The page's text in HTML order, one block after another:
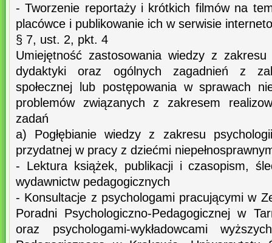
- Tworzenie reportaży i krótkich filmów na
placówce i publikowanie ich w serwisie
§ 7, ust. 2, pkt. 4
Umiejętność zastosowania wiedzy z
dydaktyki oraz ogólnych zagadnień z
społecznej lub postępowania w sprawach
problemów związanych z zakresem
zadań
a) Pogłębianie wiedzy z zakresu
przydatnej w pracy z dziećmi
- Lektura książek, publikacji i czasopism,
wydawnictw pedagogicznych
- Konsultacje z psychologami pracującymi w
Poradni Psychologiczno-Pedagogicznej w
oraz psychologami-wykładowcami